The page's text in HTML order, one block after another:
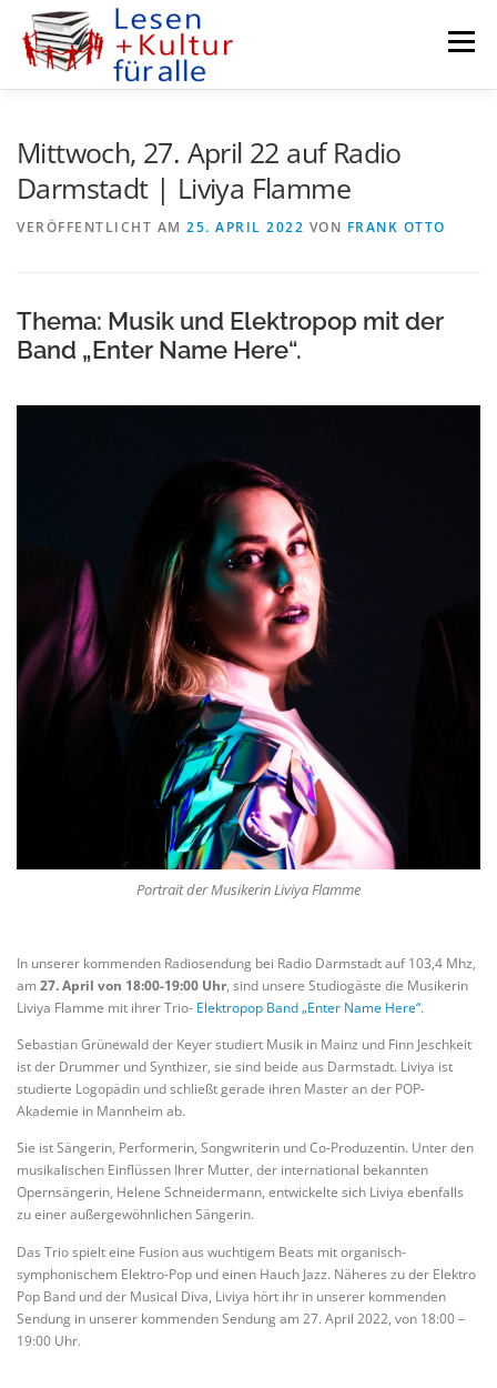
Inhalt
springen
Menü
Mittwoch, 27. April 22 auf Radio
Darmstadt | Liviya Flamme
VERÖFFENTLICHT AM 25. APRIL 2022 VON FRANK OTTO
Thema: Musik und Elektropop mit der
Band „Enter Name Here“.
Portrait der Musikerin Liviya Flamme
In unserer kommenden Radiosendung bei Radio Darmstadt auf 103,4 Mhz,
am 27. April von 18:00-19:00 Uhr, sind unsere Studiogäste die Musikerin
Liviya Flamme mit ihrer Trio- Elektropop Band „Enter Name Here“.
Sebastian Grünewald der Keyer studiert Musik in Mainz und Finn Jeschkeit
ist der Drummer und Synthizer, sie sind beide aus Darmstadt. Liviya ist
studierte Logopädin und schließt gerade ihren Master an der POP-
Akademie in Mannheim ab.
Sie ist Sängerin, Performerin, Songwriterin und Co-Produzentin. Unter den
musikalischen Einflüssen Ihrer Mutter, der international bekannten
Opernsängerin, Helene Schneidermann, entwickelte sich Liviya ebenfalls
zu einer außergewöhnlichen Sängerin.
Das Trio spielt eine Fusion aus wuchtigem Beats mit organisch-
symphonischem Elektro-Pop und einen Hauch Jazz. Näheres zu der Elektro
Pop Band und der Musical Diva, Liviya hört ihr in unserer kommenden
Sendung in unserer kommenden Sendung am 27. April 2022, von 18:00 –
19:00 Uhr.